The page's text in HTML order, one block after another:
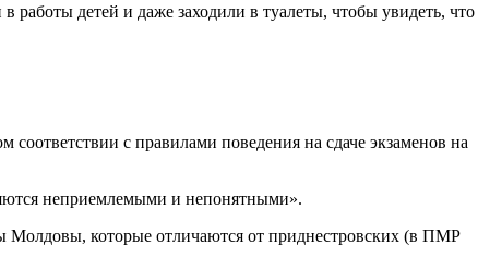
детей и даже заходили в туалеты, чтобы увидеть, что
с правилами поведения на сдаче экзаменов на
неприемлемыми и непонятными».
Молдовы, которые отличаются от приднестровских (в ПМР